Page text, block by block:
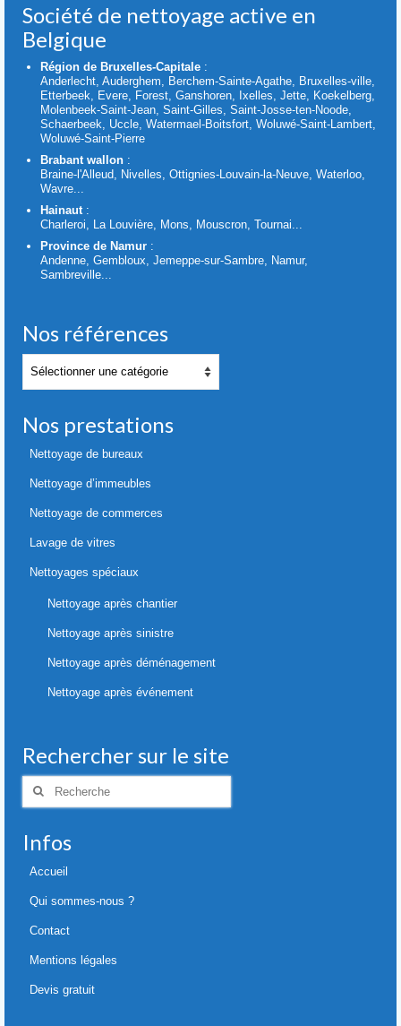
Société de nettoyage active en
Belgique
Région de Bruxelles-Capitale :
Anderlecht, Auderghem, Berchem-Sainte-Agathe, Bruxelles-ville,
Etterbeek, Evere, Forest, Ganshoren, Ixelles, Jette, Koekelberg,
Molenbeek-Saint-Jean, Saint-Gilles, Saint-Josse-ten-Noode,
Schaerbeek, Uccle, Watermael-Boitsfort, Woluwé-Saint-Lambert,
Woluwé-Saint-Pierre
Brabant wallon :
Braine-l'Alleud, Nivelles, Ottignies-Louvain-la-Neuve, Waterloo,
Wavre...
Hainaut :
Charleroi, La Louvière, Mons, Mouscron, Tournai...
Province de Namur :
Andenne, Gembloux, Jemeppe-sur-Sambre, Namur,
Sambreville...
Nos références
Nos
références
Nos prestations
Nettoyage de bureaux
Nettoyage d’immeubles
Nettoyage de commerces
Lavage de vitres
Nettoyages spéciaux
Nettoyage après chantier
Nettoyage après sinistre
Nettoyage après déménagement
Nettoyage après événement
Rechercher sur le site
Rechercher
Infos
Accueil
Qui sommes-nous ?
Contact
Mentions légales
Devis gratuit